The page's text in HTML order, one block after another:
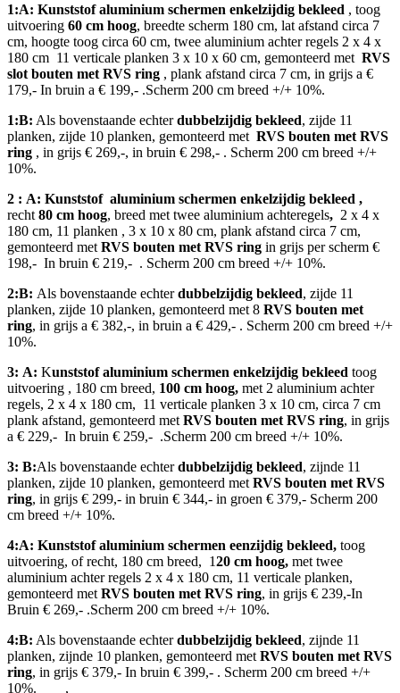
1:A: Kunststof aluminium schermen enkelzijdig bekleed , toog
uitvoering 60 cm hoog, breedte scherm 180 cm, lat afstand circa 7
cm, hoogte toog circa 60 cm, twee aluminium achter regels 2 x 4 x
180 cm 11 verticale planken 3 x 10 x 60 cm, gemonteerd met RVS
slot bouten met RVS ring , plank afstand circa 7 cm, in grijs a €
179,- In bruin a € 199,- .Scherm 200 cm breed +/+ 10%.
1:B: Als bovenstaande echterdubbelzijdig bekleed, zijde 11
planken, zijde 10 planken, gemonteerd met RVS bouten met RVS
ring , in grijs € 269,-, in bruin € 298,- . Scherm 200 cm breed +/+
10%.
2 : A: Kunststof aluminium schermen enkelzijdig bekleed ,
recht 80 cm hoog, breed met twee aluminium achteregels, 2 x 4 x
180 cm, 11 planken , 3 x 10 x 80 cm, plank afstand circa 7 cm,
gemonteerd met RVS bouten met RVS ring in grijs per scherm €
198,- In bruin € 219,- . Scherm 200 cm breed +/+ 10%.
2:B: Als bovenstaande echterdubbelzijdig bekleed, zijde 11
planken, zijde 10 planken, gemonteerd met 8 RVS bouten met
ring, in grijs a € 382,-, in bruin a € 429,- . Scherm 200 cm breed +/+
10%.
3: A: Kunststof aluminium schermen enkelzijdig bekleed toog
uitvoering , 180 cm breed, 100 cm hoog, met 2 aluminium achter
regels, 2 x 4 x 180 cm, 11 verticale planken 3 x 10 cm, circa 7 cm
plank afstand, gemonteerd met RVS bouten met RVS ring, in grijs
a € 229,- In bruin € 259,- .Scherm 200 cm breed +/+ 10%.
3: B:Als bovenstaande echterdubbelzijdig bekleed, zijnde 11
planken, zijde 10 planken, gemonteerd met RVS bouten met RVS
ring, in grijs € 299,- in bruin € 344,- in groen € 379,- Scherm 200
cm breed +/+ 10%.
4:A: Kunststof aluminium schermen eenzijdig bekleed, toog
uitvoering, of recht, 180 cm breed, 120 cm hoog, met twee
aluminium achter regels 2 x 4 x 180 cm, 11 verticale planken,
gemonteerd met RVS bouten met RVS ring, in grijs € 239,-In
Bruin € 269,- .Scherm 200 cm breed +/+ 10%.
4:B: Als bovenstaande echterdubbelzijdig bekleed, zijnde 11
planken, zijnde 10 planken, gemonteerd met RVS bouten met RVS
ring, in grijs € 379,- In bruin € 399,- . Scherm 200 cm breed +/+
10%. ,